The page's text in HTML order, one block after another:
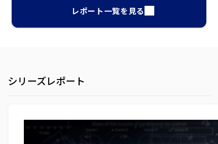
レポート一覧を見る
シリーズレポート